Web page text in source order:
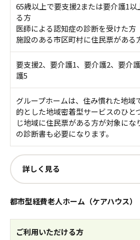
65歳以上で要支援2または要介護1
る方
医師による認知症の診断を受けた方
施設のある市区町村に住民票がある
要支援2、要介護1、要介護2、要介
護5
グループホームは、住み慣れた地域
的とした地域密着型サービスのひと
じ地域に住民票がある方が対象にな
の診断書も必要になります。
詳しく見る
都市型経費老人ホーム（ケアハウス）
ご利用いただける方